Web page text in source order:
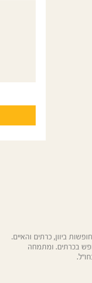
ביוון, כרתים והאיים.
בכרתים. ומתמחה